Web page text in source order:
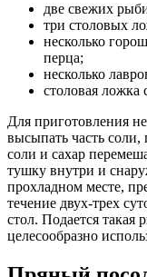
две свежих
три столовых
несколько
перца;
несколько
столовая ложка
Для приготовления
высыпать часть
соли и сахар
тушку внутри и
прохладном месте,
течение двух-трех
стол. Подается такая
целесообразно